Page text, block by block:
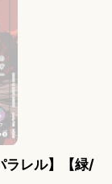
ラレル】【緑/